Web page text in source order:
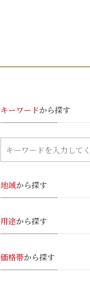
キーワードから探す
地域から探す
用途から探す
価格帯から探す